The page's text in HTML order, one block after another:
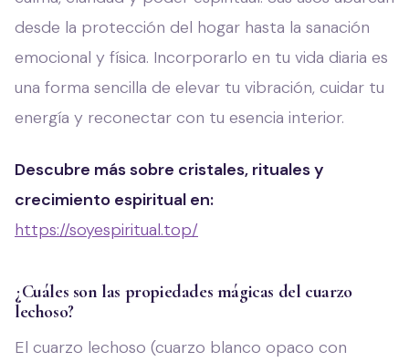
desde la protección del hogar hasta la sanación
emocional y física. Incorporarlo en tu vida diaria es
una forma sencilla de elevar tu vibración, cuidar tu
energía y reconectar con tu esencia interior.
Descubre más sobre cristales, rituales y
crecimiento espiritual en:
https://soyespiritual.top/
¿Cuáles son las propiedades mágicas del cuarzo
lechoso?
El cuarzo lechoso (cuarzo blanco opaco con